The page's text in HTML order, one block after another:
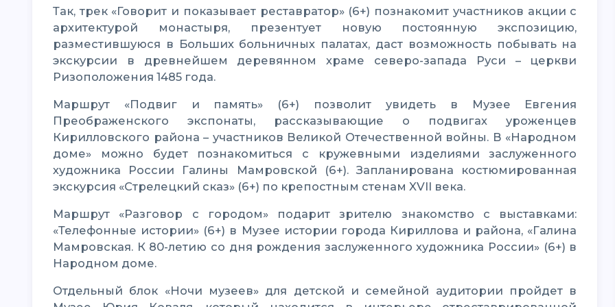
Так, трек «Говорит и показывает реставратор» (6+) познакомит участников акции с
архитектурой монастыря, презентует новую постоянную экспозицию,
разместившуюся в Больших больничных палатах, даст возможность побывать на
экскурсии в древнейшем деревянном храме северо-запада Руси – церкви
Ризоположения 1485 года.
Маршрут «Подвиг и память» (6+) позволит увидеть в Музее Евгения
Преображенского экспонаты, рассказывающие о подвигах уроженцев
Кирилловского района – участников Великой Отечественной войны. В «Народном
доме» можно будет познакомиться с кружевными изделиями заслуженного
художника России Галины Мамровской (6+). Запланирована костюмированная
экскурсия «Стрелецкий сказ» (6+) по крепостным стенам XVII века.
Маршрут «Разговор с городом» подарит зрителю знакомство с выставками:
«Телефонные истории» (6+) в Музее истории города Кириллова и района, «Галина
Мамровская. К 80-летию со дня рождения заслуженного художника России» (6+) в
Народном доме.
Отдельный блок «Ночи музеев» для детской и семейной аудитории пройдет в